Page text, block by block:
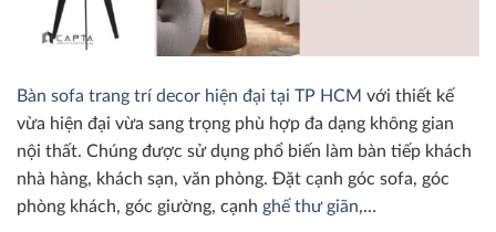
Bàn sofa trang trí decor hiện đại tại TP HCM với thiết kế
vừa hiện đại vừa sang trọng phù hợp đa dạng không gian
nội thất. Chúng được sử dụng phổ biến làm bàn tiếp khách
nhà hàng, khách sạn, văn phòng. Đặt cạnh góc sofa, góc
phòng khách, góc giường, cạnh ghế thư giãn,…